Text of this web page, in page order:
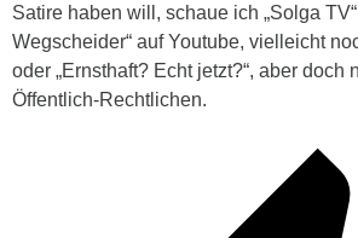
Satire haben will, schaue ich „Solga
Wegscheider“ auf Youtube, vielleicht
oder „Ernsthaft? Echt jetzt?“, aber doch
Öffentlich-Rechtlichen.